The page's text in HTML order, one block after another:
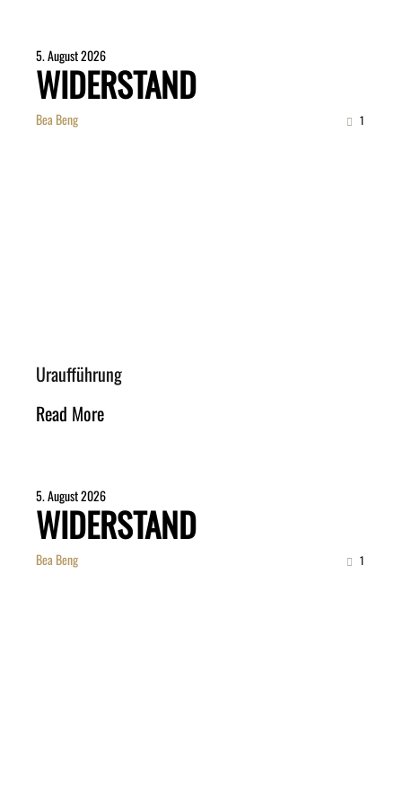
5. August 2026
WIDERSTAND
Bea Beng 1
Uraufführung
Read More
5. August 2026
WIDERSTAND
Bea Beng 1